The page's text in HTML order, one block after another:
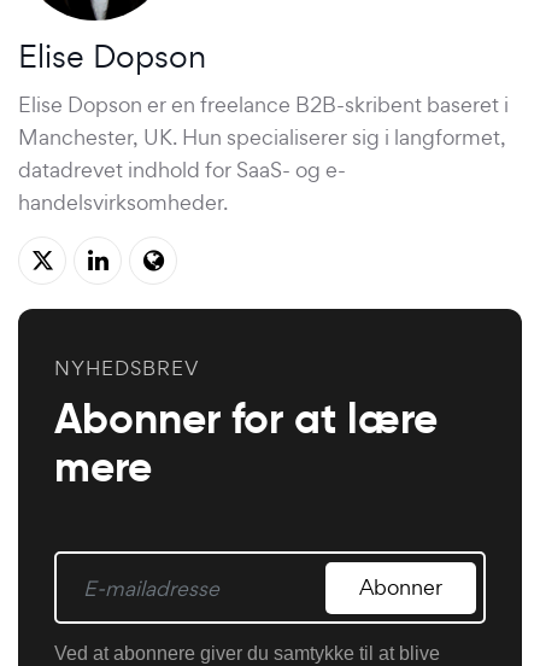
Elise Dopson
Elise Dopson er en freelance B2B-skribent baseret i
Manchester, UK. Hun specialiserer sig i langformet,
datadrevet indhold for SaaS- og e-
handelsvirksomheder.
NYHEDSBREV
Abonner for at lære
mere
Abonner
Ved at abonnere giver du samtykke til at blive